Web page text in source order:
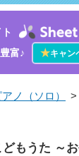
富♪
★キャン
ノ（ソロ） >
もうた ～